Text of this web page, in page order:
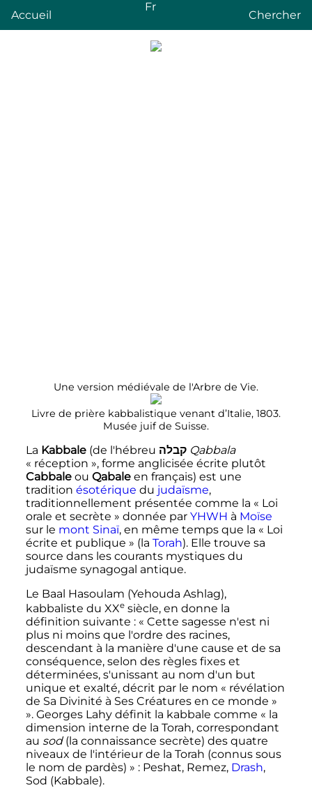
Accueil
Fr
Chercher
Une version médiévale de l'Arbre de Vie.
Livre de prière kabbalistique venant d’Italie, 1803.
Musée juif de Suisse.
La Kabbale(de l'hébreu קבלה Qabbala
« réception », forme anglicisée écrite plutôt
Cabbaleou Qabaleen français) est une
tradition ésotérique du judaïsme,
traditionnellement présentée comme la « Loi
orale et secrète » donnée par YHWH à Moïse
sur le mont Sinaï, en même temps que la « Loi
écrite et publique » (la Torah). Elle trouve sa
source dans les courants mystiques du
judaïsme synagogal antique.
Le Baal Hasoulam (Yehouda Ashlag),
kabbaliste du XXe siècle, en donne la
définition suivante : « Cette sagesse n'est ni
plus ni moins que l'ordre des racines,
descendant à la manière d'une cause et de sa
conséquence, selon des règles fixes et
déterminées, s'unissant au nom d'un but
unique et exalté, décrit par le nom « révélation
de Sa Divinité à Ses Créatures en ce monde »
». Georges Lahy définit la kabbale comme « la
dimension interne de la Torah, correspondant
au sod(la connaissance secrète) des quatre
niveaux de l'intérieur de la Torah (connus sous
le nom de pardès) » : Peshat, Remez, Drash,
Sod (Kabbale).